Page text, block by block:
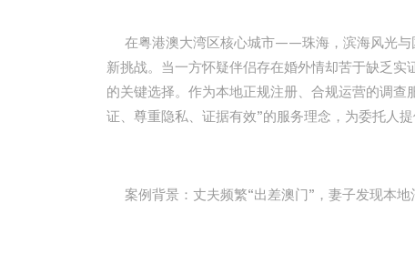
在粤港澳大湾区核心城市——珠海，滨海风光与
新挑战。当一方怀疑伴侣存在婚外情却苦于缺乏
的关键选择。作为本地正规注册、合规运营的调
证、尊重隐私、证据有效”的服务理念，为委托人
案例背景：丈夫频繁“出差澳门”，妻子发现本地